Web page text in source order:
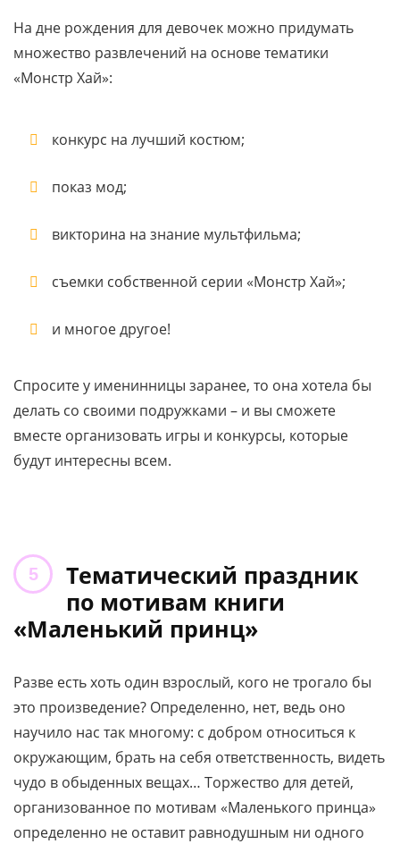
На дне рождения для девочек можно придумать
множество развлечений на основе тематики
«Монстр Хай»:
конкурс на лучший костюм;
показ мод;
викторина на знание мультфильма;
съемки собственной серии «Монстр Хай»;
и многое другое!
Спросите у именинницы заранее, то она хотела бы
делать со своими подружками – и вы сможете
вместе организовать игры и конкурсы, которые
будут интересны всем.
Тематический праздник
по мотивам книги
«Маленький принц»
Разве есть хоть один взрослый, кого не трогало бы
это произведение? Определенно, нет, ведь оно
научило нас так многому: с добром относиться к
окружающим, брать на себя ответственность, видеть
чудо в обыденных вещах… Торжество для детей,
организованное по мотивам «Маленького принца»
определенно не оставит равнодушным ни одного